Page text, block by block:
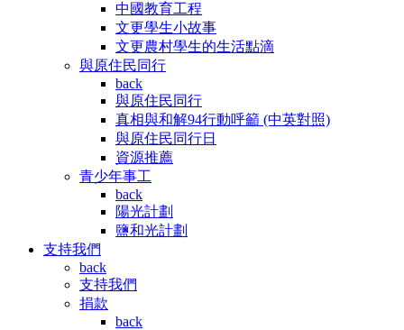
中國教育工程
文更學生小故事
文更農村學生的生活點滴
與原住民同行
back
與原住民同行
真相與和解94行動呼籲 (中英對照)
與原住民同行日
資源推薦
青少年事工
back
陽光計劃
鹽和光計劃
支持我們
back
支持我們
捐款
back